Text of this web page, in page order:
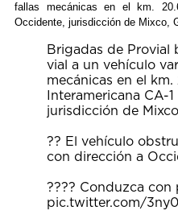
fallas mecánicas en el km.
Occidente, jurisdicción de Mixco,
Brigadas de Provial
vial a un vehículo
mecánicas en el
Interamericana CA-
jurisdicción de
?? El vehículo
con dirección a
???? Conduzca con
pic.twitter.com/